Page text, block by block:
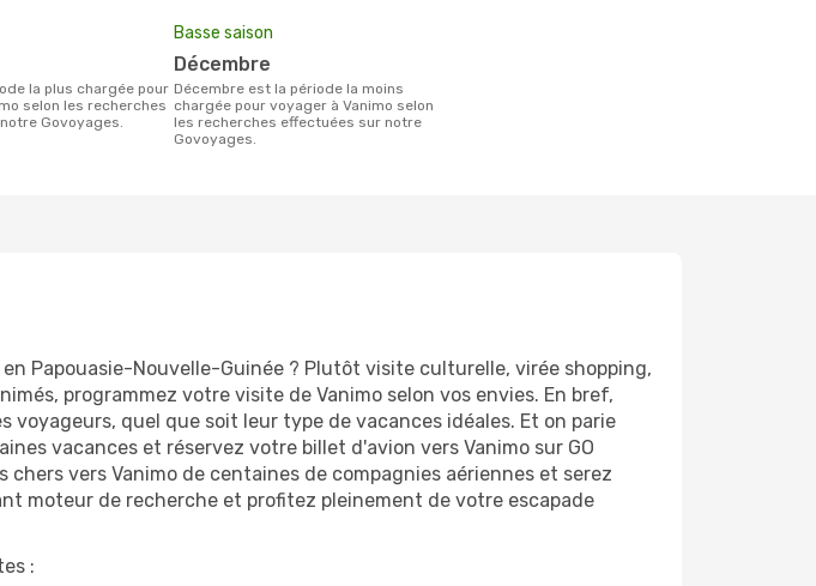
selon les recherches
Govoyages.
Basse saison
décembre
décembre est la période la moins
chargée pour voyager à Vanimo selon
les recherches effectuées sur notre
Govoyages.
Papouasie-Nouvelle-Guinée ? Plutôt visite culturelle, virée shopping,
programmez votre visite de Vanimo selon vos envies. En bref,
voyageurs, quel que soit leur type de vacances idéales. Et on parie
vacances et réservez votre billet d'avion vers Vanimo sur GO
vers Vanimo de centaines de compagnies aériennes et serez
moteur de recherche et profitez pleinement de votre escapade
: